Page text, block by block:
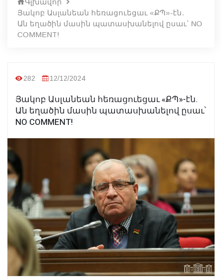
Յակոբ Ասլանեան հեռացուեցաւ «ՔՊ»-էն.
Ան եղածին մասին պատասխանելով ըսաւ՝ NO
COMMENT!
282 12/12/2024
Յակոբ Ասլանեան հեռացուեցաւ «ՔՊ»-էն.
Ան եղածին մասին պատասխանելով ըսաւ՝
NO COMMENT!